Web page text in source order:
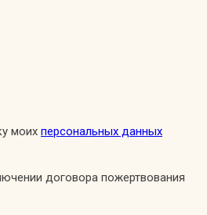
моих персональных данных
договора пожертвования